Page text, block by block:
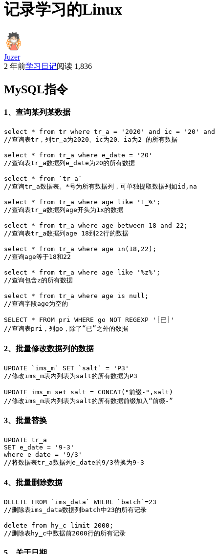
记录学习的Linux
Juzer
2 年前学习日记阅读 1,836
MySQL指令
1、查询某列某数据
select * from tr where tr_a = '2020' and ic = '20'
//查询表tr，列tr_a为2020、ic为20、ia为2 的所有数据
select * from tr_a where e_date = '20'
//查询表tr_a数据列e_date为20的所有数据
select * from `tr_a`
//查询tr_a数据表。*号为所有数据列，可单独提取数据列如id,na
select * from tr_a where age like '1_%';
//查询表tr_a数据列age开头为1x的数据
select * from tr_a where age between 18 and 22;
//查询表tr_a数据列age 18到22行的数据
select * from tr_a where age in(18,22);
//查询age等于18和22
select * from tr_a where age like '%z%';
//查询包含z的所有数据
select * from tr_a where age is null;
//查询字段age为空的
SELECT * FROM pri WHERE go NOT REGEXP '[已]'
//查询表pri，列go，除了“已”之外的数据
2、批量修改数据列的数据
UPDATE `ims_m` SET `salt` = 'P3'
//修改ims_m表内列表为salt的所有数据为P3
UPDATE ims_m set salt = CONCAT("前缀-",salt)
//修改ims_m表内列表为salt的所有数据前缀加入“前缀-”
3、批量替换
UPDATE tr_a
SET e_date = '9-3'
where e_date = '9/3'
//将数据表tr_a数据列e_date的9/3替换为9-3
4、批量删除数据
DELETE FROM `ims_data` WHERE `batch`=23
//删除表ims_data数据列batch中23的所有记录
delete from hy_c limit 2000;
//删除表hy_c中数据前2000行的所有记录